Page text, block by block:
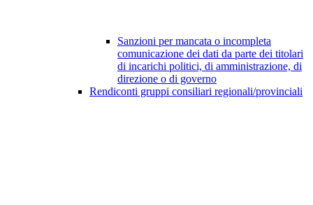
Sanzioni per mancata o incompleta
comunicazione dei dati da parte dei titolari
di incarichi politici, di amministrazione, di
direzione o di governo
Rendiconti gruppi consiliari regionali/provinciali